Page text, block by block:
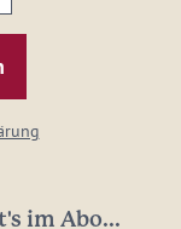
im Abo...